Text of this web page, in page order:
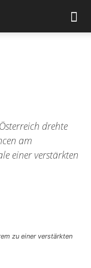
drehte
am
einer verstärkten
zu einer verstärkten